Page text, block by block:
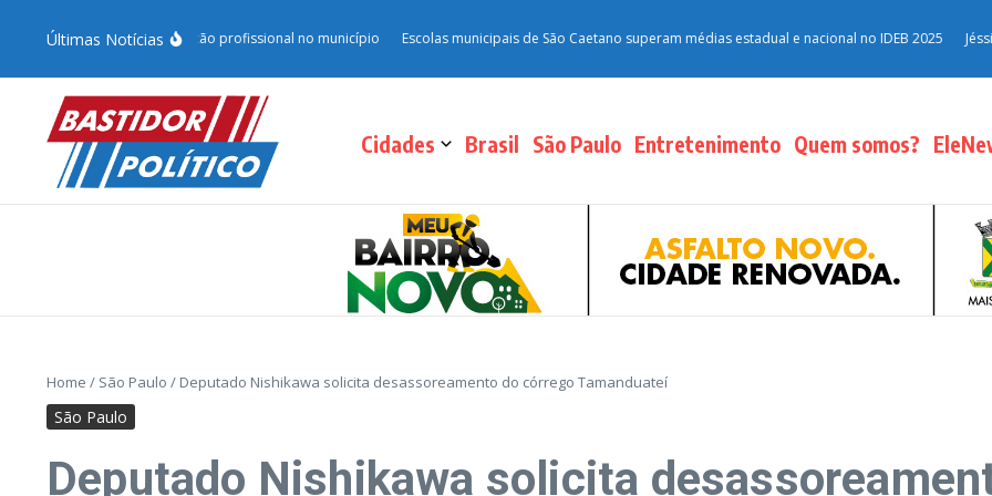
Últimas Notícias
e fortalece qualificação profissional no município Escolas municipais de São Caetano superam médias estadual e nacional no IDEB 2025 Jéssica
Cidades Brasil São Paulo Entretenimento Quem somos?
Home / São Paulo / Deputado Nishikawa solicita desassoreamento do córrego Tamanduateí
São Paulo
Deputado Nishikawa solicita